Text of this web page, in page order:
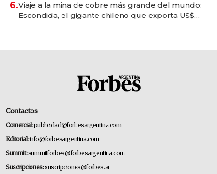
6.Viaje a la mina de cobre más grande del mundo:
Escondida, el gigante chileno que exporta US$
Contactos
Comercial:publicidad@forbesargentina.com
Editorial:info@forbesargentina.com
Summit:summitforbes@forbesargentina.com
Suscripciones:suscripciones@forbes.ar